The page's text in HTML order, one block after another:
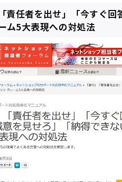
責任者を出せ」「今すぐ
ム5大表現への対処法